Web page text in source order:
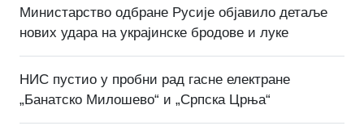
Министарство одбране Русије објавило детаље
нових удара на украјинске бродове и луке
НИС пустио у пробни рад гасне електране
„Банатско Милошево“ и „Српска Црња“